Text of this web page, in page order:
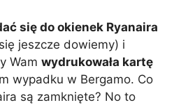
się do okienek Ryanaira
jeszcze dowiemy) i
Wam wydrukowała kartę
wypadku w Bergamo. Co
są zamknięte? No to